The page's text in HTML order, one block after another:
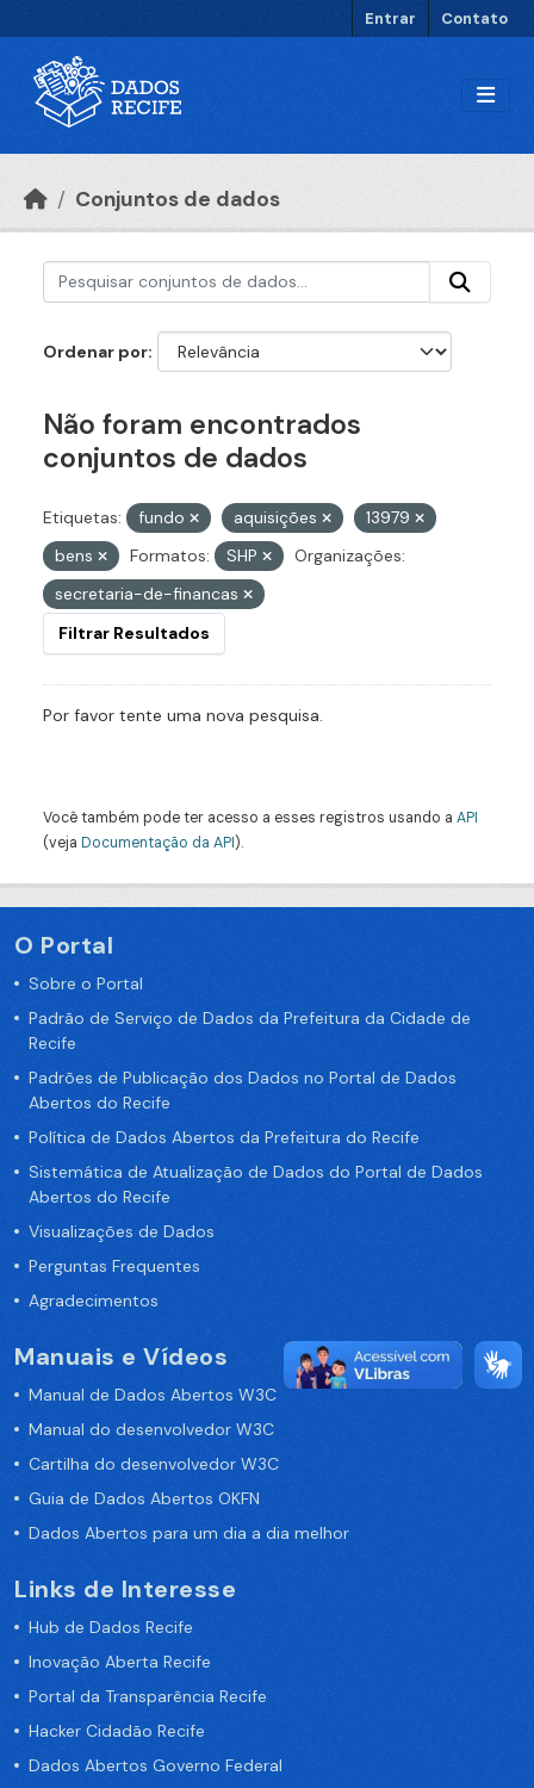
Entrar Contato
Conjuntos de dados
Ordenar por
Não foram encontrados
conjuntos de dados
Etiquetas: fundo aquisições
13979
bens
Formatos: SHP
Organizações:
secretaria-de-financas
Filtrar Resultados
Por favor tente uma nova pesquisa.
Você também pode ter acesso a esses registros usando a API
(veja Documentação da API).
O Portal
Sobre o Portal
Padrão de Serviço de Dados da Prefeitura da Cidade de
Recife
Padrões de Publicação dos Dados no Portal de Dados
Abertos do Recife
Política de Dados Abertos da Prefeitura do Recife
Sistemática de Atualização de Dados do Portal de Dados
Abertos do Recife
Visualizações de Dados
Perguntas Frequentes
Agradecimentos
Manuais e Vídeos
Manual de Dados Abertos W3C
Manual do desenvolvedor W3C
Cartilha do desenvolvedor W3C
Guia de Dados Abertos OKFN
Dados Abertos para um dia a dia melhor
Links de Interesse
Hub de Dados Recife
Inovação Aberta Recife
Portal da Transparência Recife
Hacker Cidadão Recife
Dados Abertos Governo Federal